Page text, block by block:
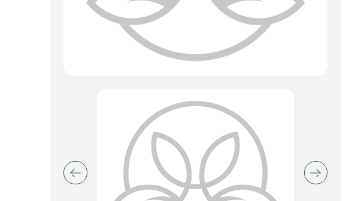
Искусственные цветы и растения
Декоративные вазы, кашпо